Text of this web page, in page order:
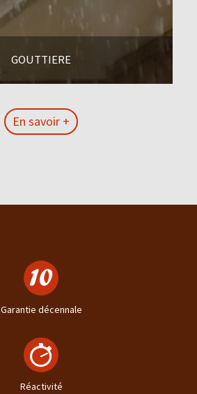
GOUTTIERE
En savoir +
Garantie décennale
Réactivité